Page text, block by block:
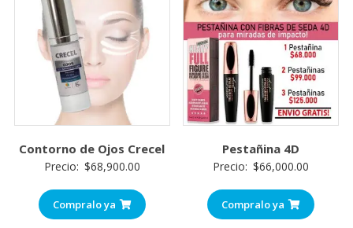
Contorno de Ojos Crecel
Precio: $68,900.00
Compralo ya
Pestañina 4D
Precio: $66,000.00
Compralo ya